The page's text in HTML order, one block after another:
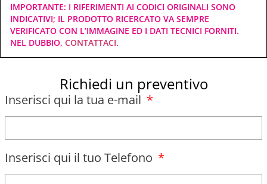
IMPORTANTE: I RIFERIMENTI AI CODICI ORIGINALI SONO
INDICATIVI; IL PRODOTTO RICERCATO VA SEMPRE
VERIFICATO CON L’IMMAGINE ED I DATI TECNICI FORNITI.
NEL DUBBIO, CONTATTACI.
Richiedi un preventivo
Inserisci qui la tua e-mail
Inserisci qui il tuo Telefono